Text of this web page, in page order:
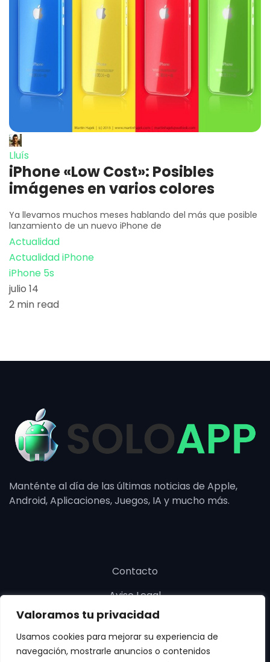
Valoramos tu privacidad
Usamos cookies para mejorar su experiencia de
navegación, mostrarle anuncios o contenidos
Lluís
iPhone «Low Cost»: Posibles
imágenes en varios colores
Ya llevamos muchos meses hablando del más que posible
lanzamiento de un nuevo iPhone de
Actualidad
Actualidad iPhone
iPhone 5s
julio 14
2 min read
Manténte al día de las últimas noticias de Apple,
Android, Aplicaciones, Juegos, IA y mucho más.
Contacto
Aviso Legal
Política de cookies
Política de privacidad